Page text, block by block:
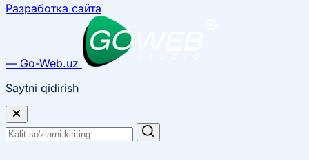
Разработка сайта
— Go-Web.uz
Saytni qidirish